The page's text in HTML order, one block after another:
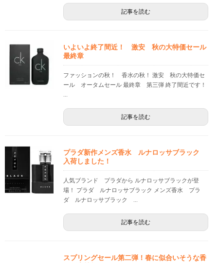
記事を読む
いよいよ終了間近！ 激安 秋の大特価セール
最終章
ファッションの秋！ 香水の秋！ 激安 秋の大特価セ
ール オータムセール 最終章 第三弾 終了間近です！
...
記事を読む
プラダ新作メンズ香水 ルナロッサブラック
入荷しました！
人気ブランド プラダから ルナロッサブラックが登
場！ プラダ ルナロッサブラック メンズ香水 プラ
ダ ルナロッサブラック ...
記事を読む
スプリングセール第二弾！春に似合いそうな香